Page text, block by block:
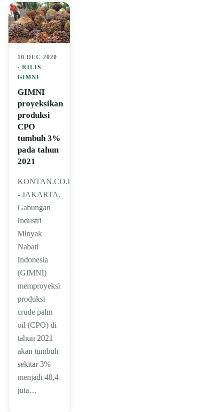
10 DEC 2020
· RILIS
GIMNI
GIMNI
proyeksikan
produksi
CPO
tumbuh 3%
pada tahun
2021
KONTAN.CO.ID
- JAKARTA.
Gabungan
Industri
Minyak
Nabati
Indonesia
(GIMNI)
memproyeksi
produksi
crude palm
oil (CPO) di
tahun 2021
akan tumbuh
sekitar 3%
menjadi 48,4
juta…